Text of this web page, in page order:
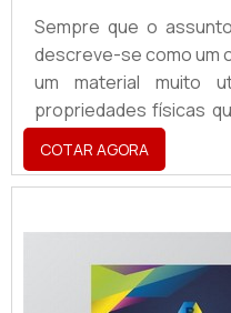
Sempre que o
descreve-se como um
um material muito
propriedades físicas
a aplicabilidade em
visual de uma marca,
criação
GARANTE UMA
produto é, hoje, um
COTAR AGORA